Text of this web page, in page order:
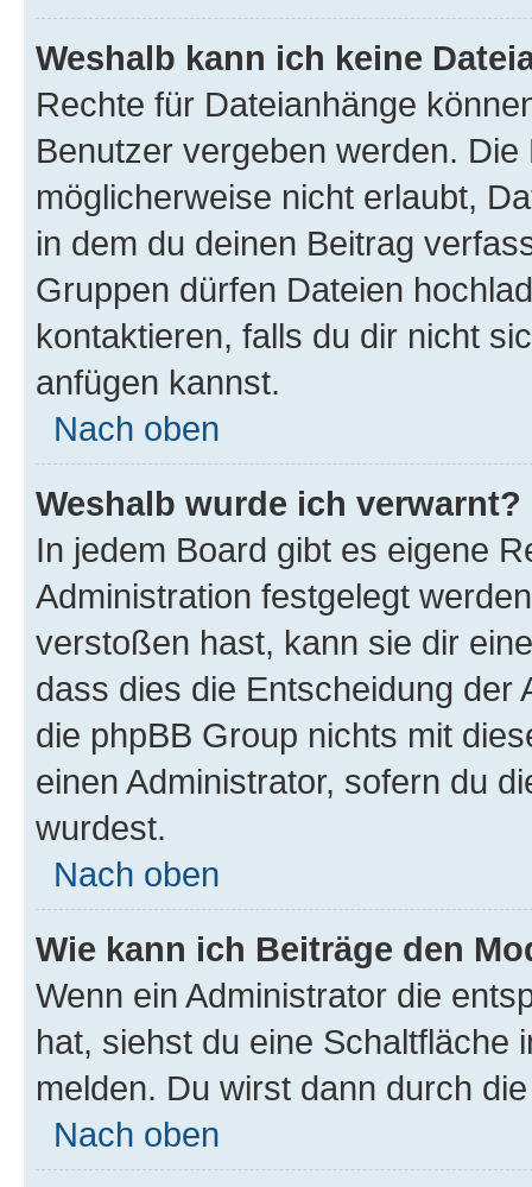
Weshalb kann ich keine
Rechte für Dateianhänge
Benutzer vergeben werden.
möglicherweise nicht erlaubt,
in dem du deinen Beitrag
Gruppen dürfen Dateien
kontaktieren, falls du dir nicht
anfügen kannst.
Nach oben
Weshalb wurde ich verwarnt?
In jedem Board gibt es eigene
Administration festgelegt
verstoßen hast, kann sie dir
dass dies die Entscheidung der
die phpBB Group nichts mit
einen Administrator, sofern du
wurdest.
Nach oben
Wie kann ich Beiträge den
Wenn ein Administrator die
hat, siehst du eine Schaltfläche
melden. Du wirst dann durch
Nach oben